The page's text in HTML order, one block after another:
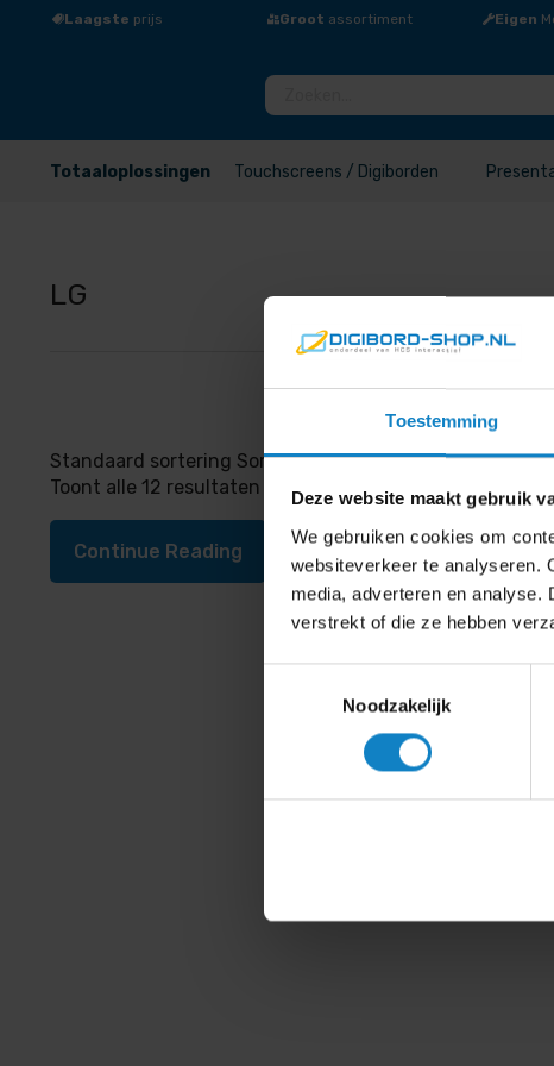
Toestemming
Deze website maakt gebruik
We gebruiken cookies om
websiteverkeer te analyseren.
media, adverteren en analyse.
verstrekt of die ze hebben
Noodzakelijk
Laagste prijs Groot assortiment Eigen
Totaaloplossingen Touchscreens / Digiborden
LG
Standaard sortering Sorteer op populariteit Op
Toont alle 12 resultaten Standaard sortering Sorteer op
Continue Reading